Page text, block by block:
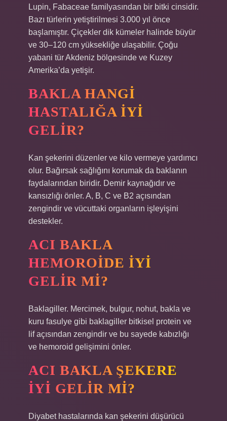
Lupin, Fabaceae familyasından bir bitki cinsidir.
Bazı türlerin yetiştirilmesi 3.000 yıl önce
başlamıştır. Çiçekler dik kümeler halinde büyür
ve 30–120 cm yüksekliğe ulaşabilir. Çoğu
yabani tür Akdeniz bölgesinde ve Kuzey
Amerika’da yetişir.
BAKLA HANGI
HASTALIĞA IYI
GELIR?
Kan şekerini düzenler ve kilo vermeye yardımcı
olur. Bağırsak sağlığını korumak da baklanın
faydalarından biridir. Demir kaynağıdır ve
kansızlığı önler. A, B, C ve B2 açısından
zengindir ve vücuttaki organların işleyişini
destekler.
ACI BAKLA
HEMOROIDE IYI
GELIR MI?
Baklagiller. Mercimek, bulgur, nohut, bakla ve
kuru fasulye gibi baklagiller bitkisel protein ve
lif açısından zengindir ve bu sayede kabızlığı
ve hemoroid gelişimini önler.
ACI BAKLA ŞEKERE
IYI GELIR MI?
Diyabet hastalarında kan şekerini düşürücü